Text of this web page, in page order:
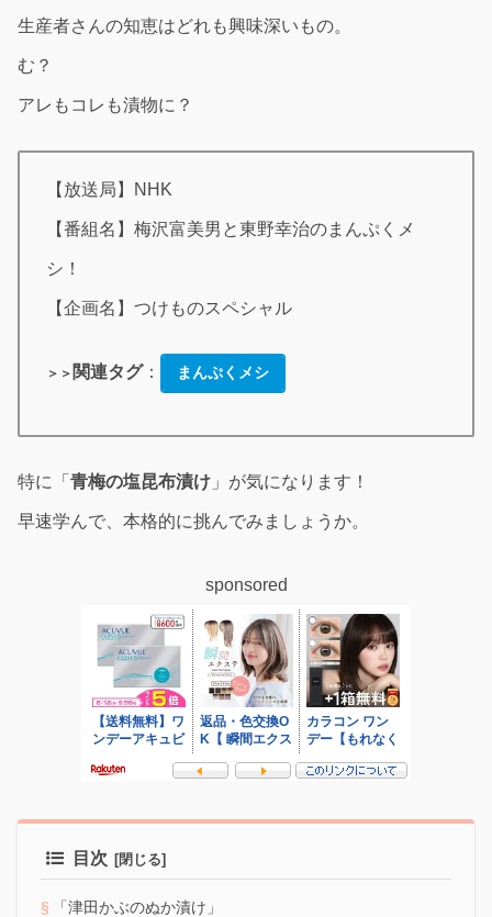
生産者さんの知恵はどれも興味深いもの。
む？
アレもコレも漬物に？
【放送局】NHK
【番組名】梅沢富美男と東野幸治のまんぷくメ
シ！
【企画名】つけものスペシャル
＞＞ 関連タグ： まんぷくメシ
特に「 青梅の塩昆布漬け 」が気になります！
早速学んで、本格的に挑んでみましょうか。
sponsored
目次
「津田かぶのぬか漬け」